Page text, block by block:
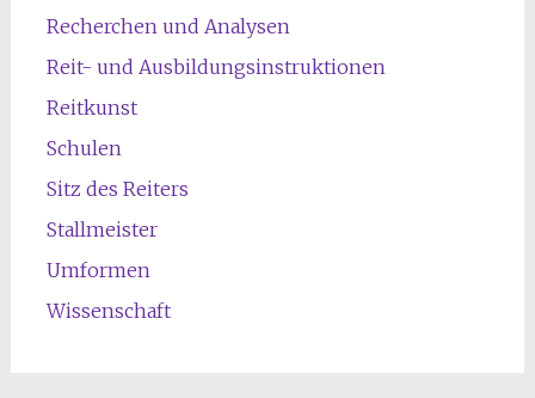
Recherchen und Analysen
Reit- und Ausbildungsinstruktionen
Reitkunst
Schulen
Sitz des Reiters
Stallmeister
Umformen
Wissenschaft